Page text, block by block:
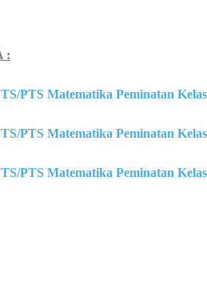
:
PTS Matematika Peminatan Kelas
PTS Matematika Peminatan Kelas
PTS Matematika Peminatan Kelas